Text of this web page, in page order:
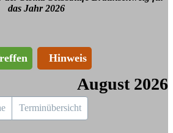
das Jahr 2026
Hinweis
August 2026
Terminübersicht